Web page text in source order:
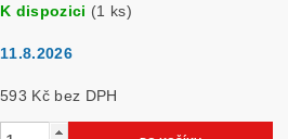
K dispozici (1 ks)
11.8.2026
593 Kč bez DPH